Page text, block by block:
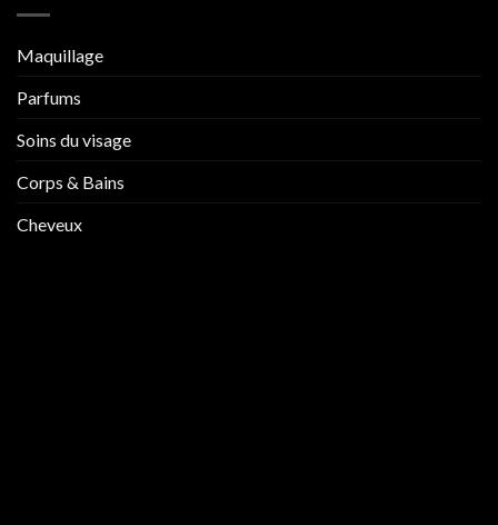
Maquillage
Parfums
Soins du visage
Corps & Bains
Cheveux